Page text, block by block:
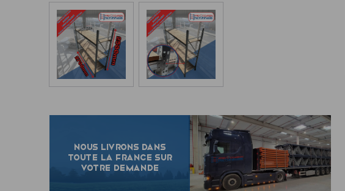
NOUS LIVRONS DANS
TOUTE LA FRANCE SUR
VOTRE DEMANDE